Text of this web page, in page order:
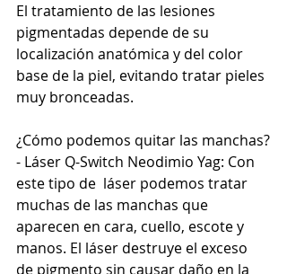
El tratamiento de las lesiones
pigmentadas depende de su
localización anatómica y del color
base de la piel, evitando tratar pieles
muy bronceadas.
¿Cómo podemos quitar las manchas?
- Láser Q-Switch Neodimio Yag: Con
este tipo de  láser podemos tratar
muchas de las manchas que
aparecen en cara, cuello, escote y
manos. El láser destruye el exceso
de pigmento sin causar daño en la